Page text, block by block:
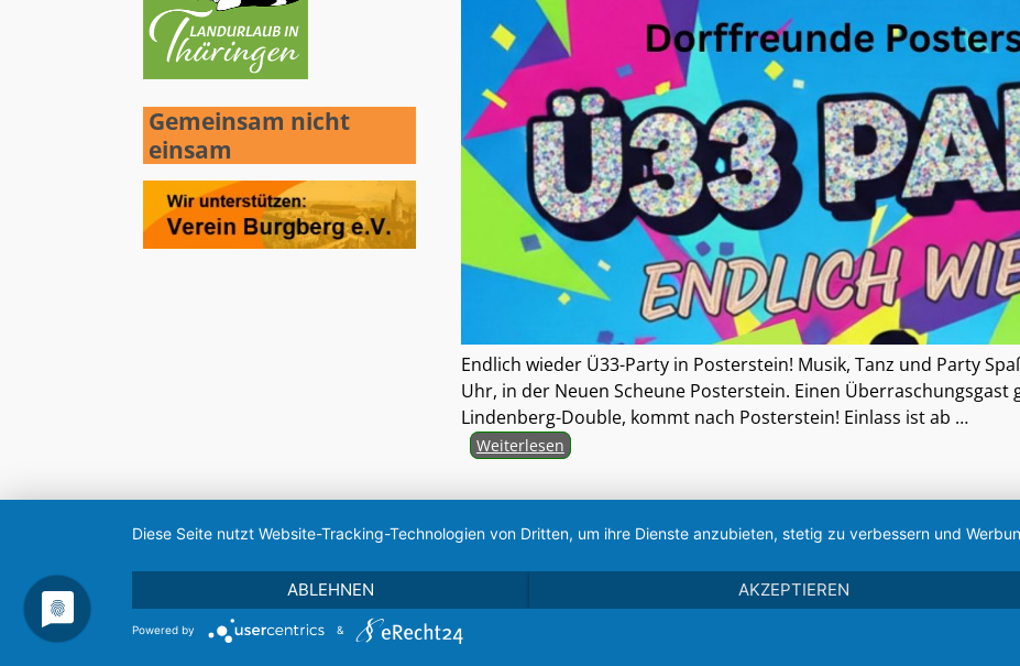
Endlich wieder Ü33-Party in Posterstein! Musik, Tanz und Party
Uhr, in der Neuen Scheune Posterstein. Einen Überraschungsgast
Lindenberg-Double, kommt nach Posterstein! Einlass ist ab …
Weiterlesen
Gemeinsam nicht
einsam
Diese Seite nutzt Website-Tracking-Technologien von Dritten, um ihre Dienste anzubieten, stetig zu verbessern und
ABLEHNEN AKZEPTIEREN
Powered by &